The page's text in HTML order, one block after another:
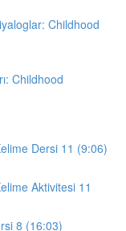
Childhood
Childhood
Dersi 11 (9:06)
Aktivitesi 11
8 (16:03)